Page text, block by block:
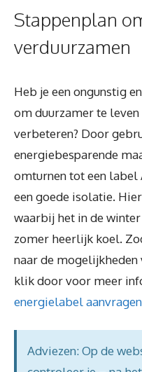
Stappenplan
verduurzamen
Heb je een ongunstig
om duurzamer te
verbeteren? Door
energiebesparende
omturnen tot een
een goede isolatie.
waarbij het in de
zomer heerlijk koel.
naar de
klik door voor meer
energielabel aanvragen
Adviezen: Op de